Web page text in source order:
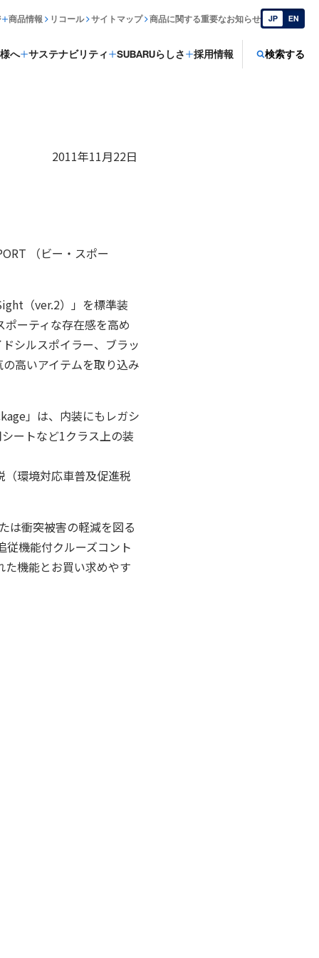
へ サステナビリティ SUBARUらしさ 採用情報 検索する
商品情報 リコール サイトマップ 商品に関する重要なお知らせ JP EN
2011年11月22日
（ビー・スポー
（ver.2）」を標準装
ーティな存在感を高め
シルスポイラー、ブラッ
高いアイテムを取り込み
」は、内装にもレガシ
ートなど1クラス上の装
環境対応車普及促進税
は衝突被害の軽減を図る
機能付クルーズコント
機能とお買い求めやす